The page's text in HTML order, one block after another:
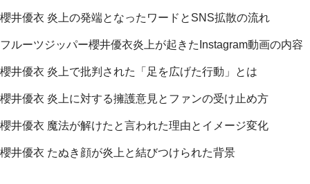
櫻井優衣 炎上の発端となったワードとSNS拡散の流れ
フルーツジッパー櫻井優衣炎上が起きたInstagram動画の内容
櫻井優衣 炎上で批判された「足を広げた行動」とは
櫻井優衣 炎上に対する擁護意見とファンの受け止め方
櫻井優衣 魔法が解けたと言われた理由とイメージ変化
櫻井優衣 たぬき顔が炎上と結びつけられた背景